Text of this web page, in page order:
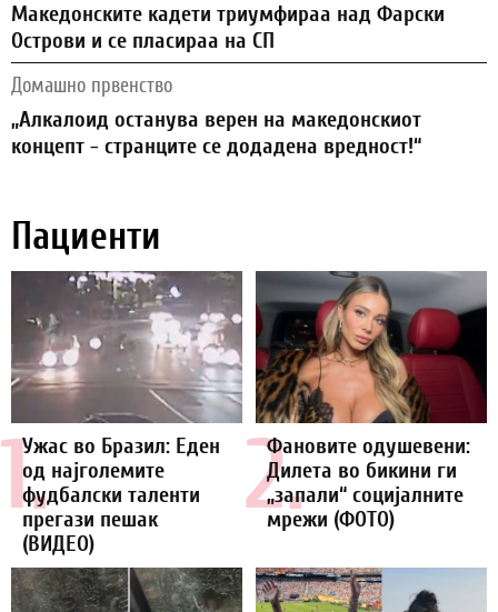
Македонските кадети триумфираа над Фарски
Острови и се пласираа на СП
Домашно првенство
„Алкалоид останува верен на македонскиот
концепт - странците се додадена вредност!“
Пациенти
1.
Ужас во Бразил: Еден
од најголемите
фудбалски таленти
прегази пешак
(ВИДЕО)
2.
Фановите одушевени:
Дилета во бикини ги
„запали“ социјалните
мрежи (ФОТО)